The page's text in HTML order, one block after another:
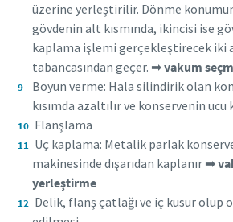
üzerine yerleştirilir. Dönme
gövdenin alt kısmında, ikincisi ise
kaplama işlemi gerçekleştirecek iki
tabancasından geçer. ➡vakum
Boyun verme: Hala silindirik olan
kısımda azaltılır ve konservenin
Flanşlama
Uç kaplama: Metalik parlak
makinesinde dışarıdan kaplanır ➡
yerleştirme
Delik, flanş çatlağı ve iç kusur olup